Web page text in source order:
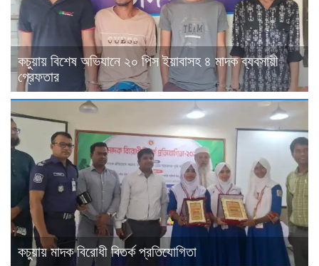
কচুয়ায় বিশেষ অভিযানে ২০ পিস ইয়াবাসহ ৪ মাদক ব্যবসায়ী
গ্রেফতার
কচুয়ায় মাদক বিরোধী বিতর্ক প্রতিযোগিতা